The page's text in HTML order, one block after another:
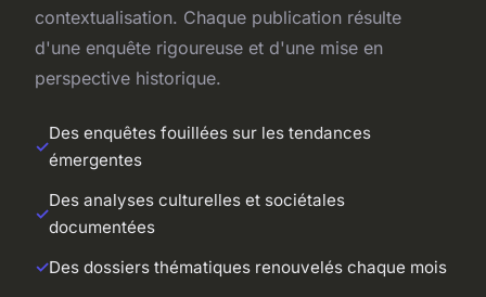
contextualisation. Chaque publication résulte
d'une enquête rigoureuse et d'une mise en
perspective historique.
Des enquêtes fouillées sur les tendances
émergentes
Des analyses culturelles et sociétales
documentées
Des dossiers thématiques renouvelés chaque mois